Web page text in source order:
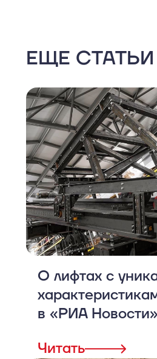
ЕЩЕ СТАТЬИ
О лифтах с
в «РИА Новости»
Читать